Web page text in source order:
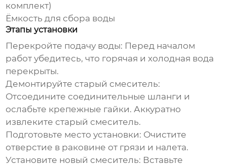
комплект)
Ёмкость для сбора воды
Этапы установки
Перекройте подачу воды: Перед началом
работ убедитесь, что горячая и холодная вода
перекрыты.
Демонтируйте старый смеситель:
Отсоедините соединительные шланги и
ослабьте крепежные гайки. Аккуратно
извлеките старый смеситель.
Подготовьте место установки: Очистите
отверстие в раковине от грязи и налета.
Установите новый смеситель: Вставьте